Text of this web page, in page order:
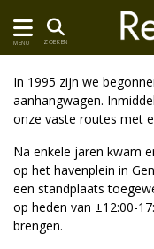
MENU ZOEKEN
In 1995 zijn we
aanhangwagen.
onze vaste routes met
Na enkele jaren kwam
op het havenplein in
een standplaats
op heden van ±12:00-
brengen.